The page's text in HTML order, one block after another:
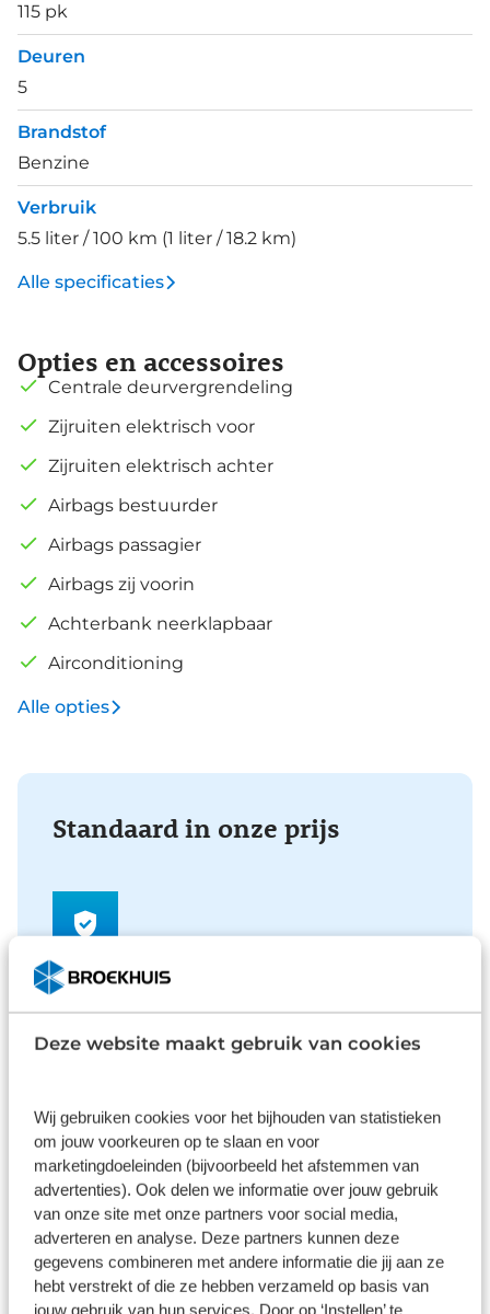
Deze website maakt gebruik van cookies
Wij gebruiken cookies voor het bijhouden van statistieken
om jouw voorkeuren op te slaan en voor
marketingdoeleinden (bijvoorbeeld het afstemmen van
advertenties). Ook delen we informatie over jouw gebruik
van onze site met onze partners voor social media,
adverteren en analyse. Deze partners kunnen deze
gegevens combineren met andere informatie die jij aan ze
hebt verstrekt of die ze hebben verzameld op basis van
jouw gebruik van hun services. Door op ‘Instellen’ te
115 pk
Deuren
5
Brandstof
Benzine
Verbruik
5.5 liter / 100 km (1 liter / 18.2 km)
Alle specificaties
Opties en accessoires
Centrale deurvergrendeling
Zijruiten elektrisch voor
Zijruiten elektrisch achter
Airbags bestuurder
Airbags passagier
Airbags zij voorin
Achterbank neerklapbaar
Airconditioning
Alle opties
Standaard in onze prijs
Verzekering
Met private lease is uw auto all-risk verzekerd. De
verzekering is van toepassing in alle landen die op
risico.
Onderhoud
De auto toe aan onderhoud? Ga naar uw
dichtstbijzijnde (Broekhuis) merkdealer voor